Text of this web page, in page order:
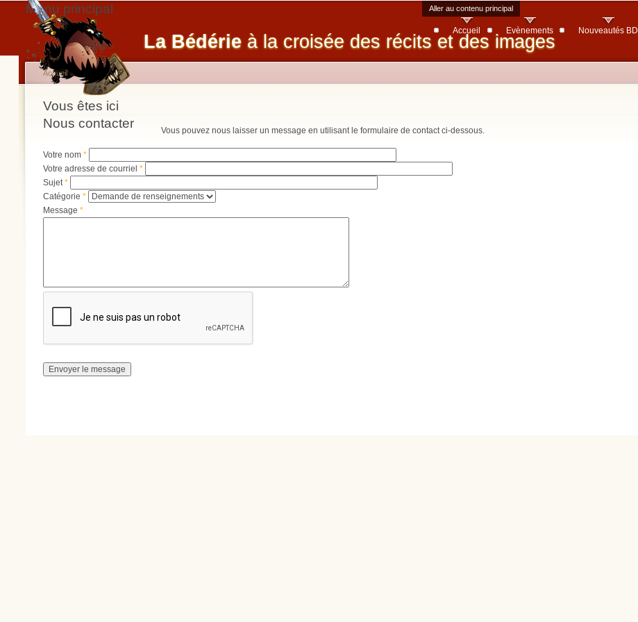
Aller au contenu principal
La Bédérie à la croisée des récits et des images
Menu principal
Accueil Evènements Nouveautés BD
Vous êtes ici
Accueil
Nous contacter
Vous pouvez nous laisser un message en utilisant le formulaire de contact ci-dessous.
Votre nom *
Votre adresse de courriel *
Sujet *
Catégorie *
Message *